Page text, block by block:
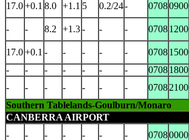
17.0+0.1 8.0 +1.1 5 0.2/24- 07080900
- - 8.2 +1.3- - - 07081200
17.0+0.1 - - - - - 07081500
-
- - - - - - 07081800
-
- - - - - - 07082100
Southern Tablelands-Goulburn/Monaro
CANBERRA AIRPORT
-
- - - - - - 07080000